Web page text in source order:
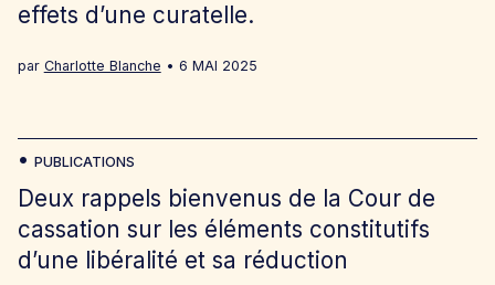
effets d’une curatelle.
par Charlotte Blanche 6 MAI 2025
Deux rappels bienvenus de la Cour de
cassation sur les éléments constitutifs
d’une libéralité et sa réduction
PUBLICATIONS